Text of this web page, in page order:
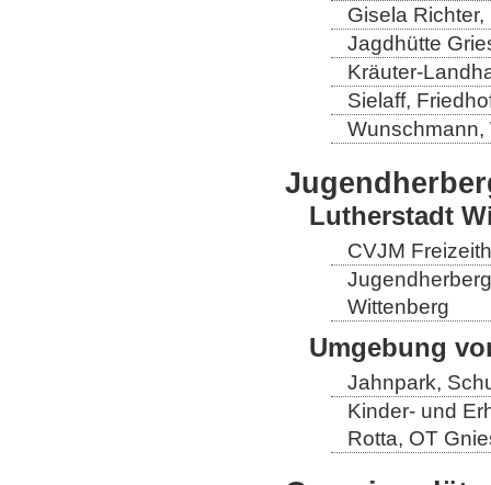
Gisela
Jagdhütte
Kräuter-
Sielaff,
Wunschmann,
Lutherstadt
CVJM
Wittenberg
Umgebung
Jahnpark,
Kinder- und
Rotta, OT